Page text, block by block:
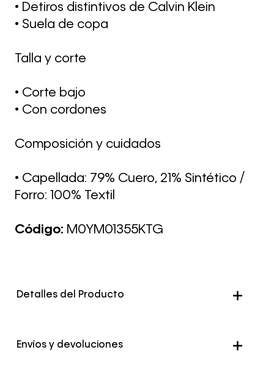
• Detiros distintivos de Calvin Klein
• Suela de copa
Talla y corte
• Corte bajo
• Con cordones
Composición y cuidados
• Capellada: 79% Cuero, 21% Sintético /
Forro: 100% Textil
Código: M0YM01355KTG
Detalles del Producto
Color Blanco
Envíos y devoluciones